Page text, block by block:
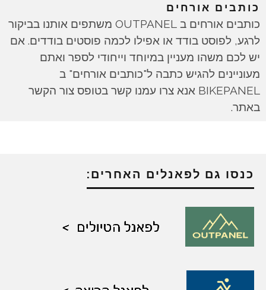
כותבים אורחים
כותבים אורחים ב OUTPANEL משתפים אותנו בביקור
לרגע, לפוסט בודד או אפילו לכמה פוסטים בודדים. אם
יש לכם משהו מעניין במיוחד וייחודי לספר ואתם
מעוניינים להגיש כתבה ל"כותבים אורחים" ב
BIKEPANEL אנא צרו עמנו קשר בטופס צור הקשר
באתר.
כנסו גם לפאנלים האחרים: